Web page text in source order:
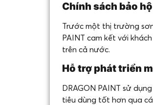
Chính sách bảo
Trước một thị trường
PAINT cam kết với
trên cả nước.
Hỗ trợ phát triển
DRAGON PAINT sử
tiêu dùng tốt hơn qua